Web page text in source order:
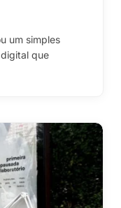
um simples
que